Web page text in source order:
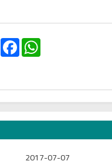
WhatsApp
2017-07-07